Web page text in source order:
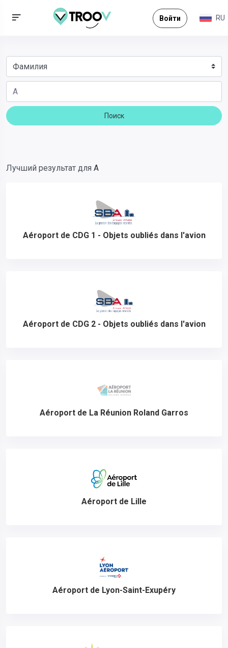
Войти RU
Поиск
Лучший результат для A
Aéroport de CDG 1 - Objets oubliés dans l'avion
Aéroport de CDG 2 - Objets oubliés dans l'avion
Aéroport de La Réunion Roland Garros
Aéroport de Lille
Aéroport de Lyon-Saint-Exupéry